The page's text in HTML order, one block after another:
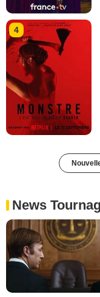
4
News